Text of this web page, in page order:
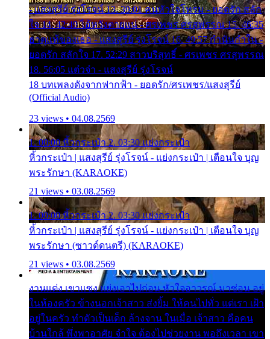
- แสงสุรีย์ รุ่งโรจน์ 13. 39:01 คนหัวใจโทรม - ยอดรัก สลัก
ใจ 14. 42:49 ไอ้หวังตายแน่ - ศรเพชร ศรสุพรรณ 15. 46:35
ธาตุแท้ของเธอ - แสงสุรีย์ รุ่งโรจน์ 16. 49:57 กำนันกำใน -
ยอดรัก สลักใจ 17. 52:29 สาวบริสุทธิ์ - ศรเพชร ศรสุพรรณ
18. 56:05 แต๋วจ๋า - แสงสุรีย์ รุ่งโรจน์
18 บทเพลงดังจากฟากฟ้า - ยอดรัก/ศรเพชร/แสงสุรีย์
(Official Audio)
23 views • 04.08.2569
1. 00:00 หิ้วกระเป๋า 2. 03:30 แย่งกระเป๋า
หิ้วกระเป๋า | แสงสุรีย์ รุ่งโรจน์ - แย่งกระเป๋า | เตือนใจ บุญ
พระรักษา (KARAOKE)
21 views • 03.08.2569
1. 00:00 หิ้วกระเป๋า 2. 03:30 แย่งกระเป๋า
หิ้วกระเป๋า | แสงสุรีย์ รุ่งโรจน์ - แย่งกระเป๋า | เตือนใจ บุญ
พระรักษา (ซาวด์ดนตรี) (KARAOKE)
21 views • 03.08.2569
งานแต่ง เขาแซง แย่งเอาไปก่อน หัวใจอาวรณ์ มาซ่อน อยู่
ในห้องครัว ข้างนอกเจ้าสาว ส่งยิ้ม ให้คนไปทั่ว แต่เรา เฝ้า
อยู่ในครัว ทำตัวเป็นเด็ก ล้างจาน ในเมื่อ เจ้าสาว คือคน
บ้านใกล้ พึ่งพาอาศัย จำใจ ต้องไปช่วยงาน พอถึงเวลา เขา